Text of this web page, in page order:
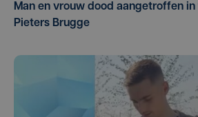
Man en vrouw dood aangetroffen
Pieters Brugge